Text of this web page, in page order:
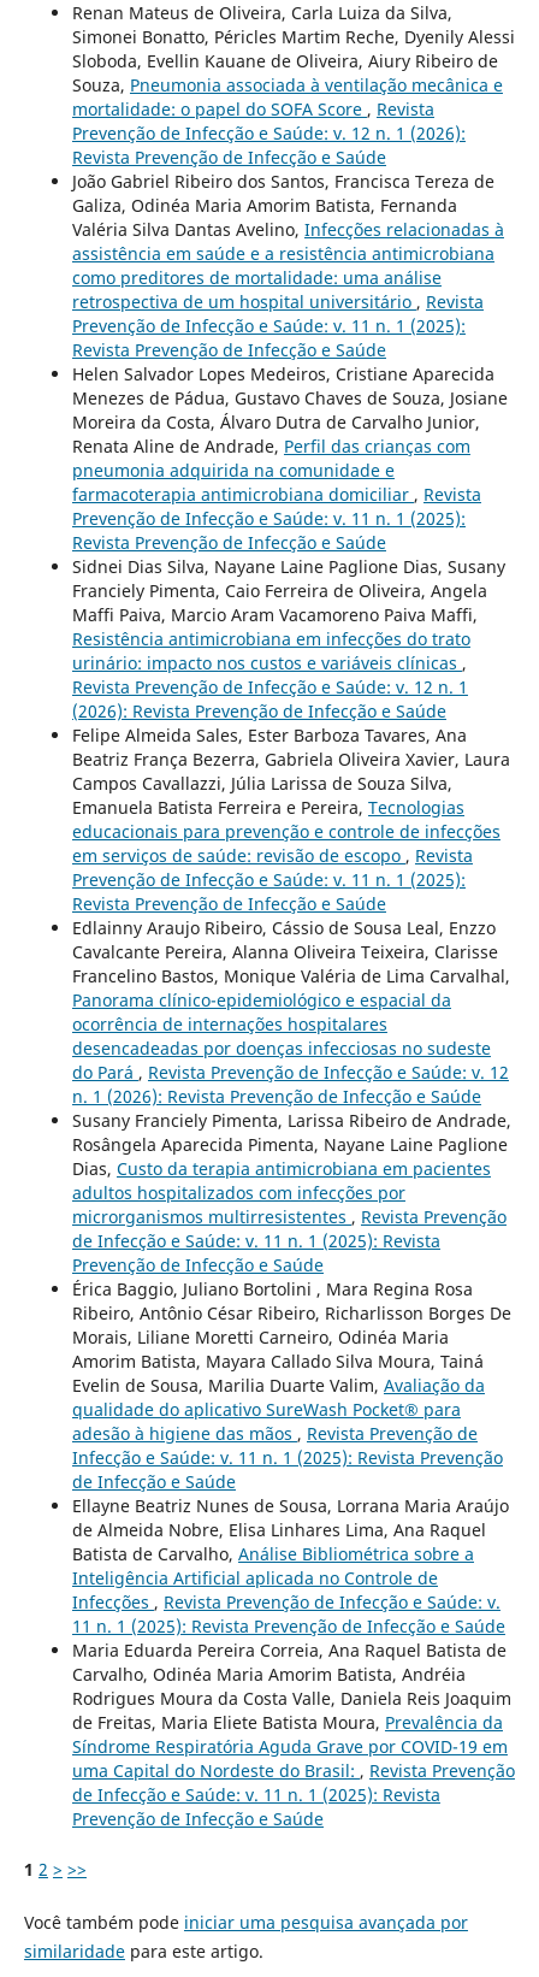
Renan Mateus de Oliveira, Carla Luiza da Silva,
Simonei Bonatto, Péricles Martim Reche, Dyenily Alessi
Sloboda, Evellin Kauane de Oliveira, Aiury Ribeiro de
Souza, Pneumonia associada à ventilação mecânica e
mortalidade: o papel do SOFA Score , Revista
Prevenção de Infecção e Saúde: v. 12 n. 1 (2026):
Revista Prevenção de Infecção e Saúde
João Gabriel Ribeiro dos Santos, Francisca Tereza de
Galiza, Odinéa Maria Amorim Batista, Fernanda
Valéria Silva Dantas Avelino, Infecções relacionadas à
assistência em saúde e a resistência antimicrobiana
como preditores de mortalidade: uma análise
retrospectiva de um hospital universitário , Revista
Prevenção de Infecção e Saúde: v. 11 n. 1 (2025):
Revista Prevenção de Infecção e Saúde
Helen Salvador Lopes Medeiros, Cristiane Aparecida
Menezes de Pádua, Gustavo Chaves de Souza, Josiane
Moreira da Costa, Álvaro Dutra de Carvalho Junior,
Renata Aline de Andrade, Perfil das crianças com
pneumonia adquirida na comunidade e
farmacoterapia antimicrobiana domiciliar , Revista
Prevenção de Infecção e Saúde: v. 11 n. 1 (2025):
Revista Prevenção de Infecção e Saúde
Sidnei Dias Silva, Nayane Laine Paglione Dias, Susany
Franciely Pimenta, Caio Ferreira de Oliveira, Angela
Maffi Paiva, Marcio Aram Vacamoreno Paiva Maffi,
Resistência antimicrobiana em infecções do trato
urinário: impacto nos custos e variáveis clínicas ,
Revista Prevenção de Infecção e Saúde: v. 12 n. 1
(2026): Revista Prevenção de Infecção e Saúde
Felipe Almeida Sales, Ester Barboza Tavares, Ana
Beatriz França Bezerra, Gabriela Oliveira Xavier, Laura
Campos Cavallazzi, Júlia Larissa de Souza Silva,
Emanuela Batista Ferreira e Pereira, Tecnologias
educacionais para prevenção e controle de infecções
em serviços de saúde: revisão de escopo , Revista
Prevenção de Infecção e Saúde: v. 11 n. 1 (2025):
Revista Prevenção de Infecção e Saúde
Edlainny Araujo Ribeiro, Cássio de Sousa Leal, Enzzo
Cavalcante Pereira, Alanna Oliveira Teixeira, Clarisse
Francelino Bastos, Monique Valéria de Lima Carvalhal,
Panorama clínico-epidemiológico e espacial da
ocorrência de internações hospitalares
desencadeadas por doenças infecciosas no sudeste
do Pará , Revista Prevenção de Infecção e Saúde: v. 12
n. 1 (2026): Revista Prevenção de Infecção e Saúde
Susany Franciely Pimenta, Larissa Ribeiro de Andrade,
Rosângela Aparecida Pimenta, Nayane Laine Paglione
Dias, Custo da terapia antimicrobiana em pacientes
adultos hospitalizados com infecções por
microrganismos multirresistentes , Revista Prevenção
de Infecção e Saúde: v. 11 n. 1 (2025): Revista
Prevenção de Infecção e Saúde
Érica Baggio, Juliano Bortolini , Mara Regina Rosa
Ribeiro, Antônio César Ribeiro, Richarlisson Borges De
Morais, Liliane Moretti Carneiro, Odinéa Maria
Amorim Batista, Mayara Callado Silva Moura, Tainá
Evelin de Sousa, Marilia Duarte Valim, Avaliação da
qualidade do aplicativo SureWash Pocket® para
adesão à higiene das mãos , Revista Prevenção de
Infecção e Saúde: v. 11 n. 1 (2025): Revista Prevenção
de Infecção e Saúde
Ellayne Beatriz Nunes de Sousa, Lorrana Maria Araújo
de Almeida Nobre, Elisa Linhares Lima, Ana Raquel
Batista de Carvalho, Análise Bibliométrica sobre a
Inteligência Artificial aplicada no Controle de
Infecções , Revista Prevenção de Infecção e Saúde: v.
11 n. 1 (2025): Revista Prevenção de Infecção e Saúde
Maria Eduarda Pereira Correia, Ana Raquel Batista de
Carvalho, Odinéa Maria Amorim Batista, Andréia
Rodrigues Moura da Costa Valle, Daniela Reis Joaquim
de Freitas, Maria Eliete Batista Moura, Prevalência da
Síndrome Respiratória Aguda Grave por COVID-19 em
uma Capital do Nordeste do Brasil: , Revista Prevenção
de Infecção e Saúde: v. 11 n. 1 (2025): Revista
Prevenção de Infecção e Saúde
1 2 > >>
Você também pode iniciar uma pesquisa avançada por
similaridadepara este artigo.